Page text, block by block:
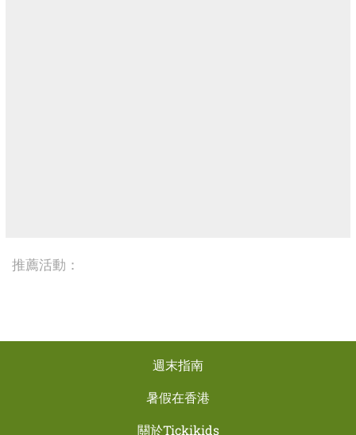
推薦活動：
週末指南
暑假在香港
關於Tickikids